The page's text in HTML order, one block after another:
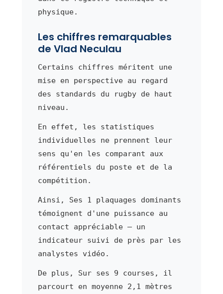
physique.
Les chiffres remarquables
de Vlad Neculau
Certains chiffres méritent une
mise en perspective au regard
des standards du rugby de haut
niveau.
En effet, les statistiques
individuelles ne prennent leur
sens qu'en les comparant aux
référentiels du poste et de la
compétition.
Ainsi, Ses 1 plaquages dominants
témoignent d'une puissance au
contact appréciable — un
indicateur suivi de près par les
analystes vidéo.
De plus, Sur ses 9 courses, il
parcourt en moyenne 2,1 mètres